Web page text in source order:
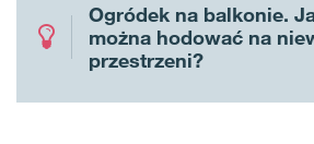
Ogródek na balkonie.
można hodować na
przestrzeni?